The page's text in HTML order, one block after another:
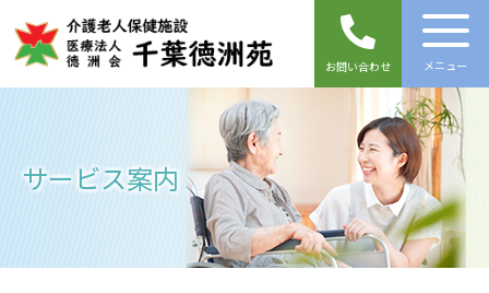
お問い合わせ メニュー
サービス案内